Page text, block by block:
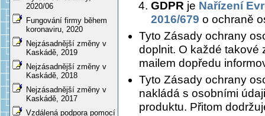
2020/06
Fungování firmy během
koronaviru, 2020
Nejzásadnější změny v
Kaskádě, 2019
Nejzásadnější změny v
Kaskádě, 2018
Nejzásadnější změny v
Kaskádě, 2017
Vzdálená podpora pomocí
GDPR je Nařízení
2016/679 o ochraně
Tyto Zásady ochrany
doplnit. O každé takové
mailem dopředu
Tyto Zásady ochrany
nakládá s osobními
produktu. Přitom